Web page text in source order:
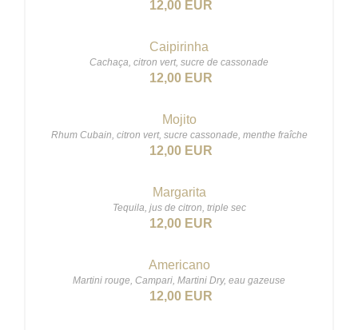
12,00 EUR
Caipirinha
Cachaça, citron vert, sucre de cassonade
12,00 EUR
Mojito
Rhum Cubain, citron vert, sucre cassonade, menthe fraîche
12,00 EUR
Margarita
Tequila, jus de citron, triple sec
12,00 EUR
Americano
Martini rouge, Campari, Martini Dry, eau gazeuse
12,00 EUR